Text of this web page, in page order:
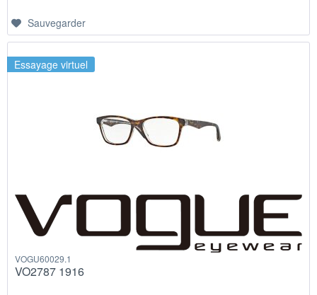
Sauvegarder
Essayage virtuel
VOGU60029.1
VO2787 1916